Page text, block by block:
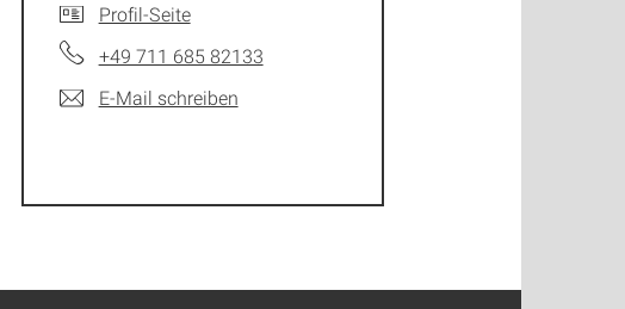
Profil-Seite
+49 711 685 82133
E-Mail schreiben